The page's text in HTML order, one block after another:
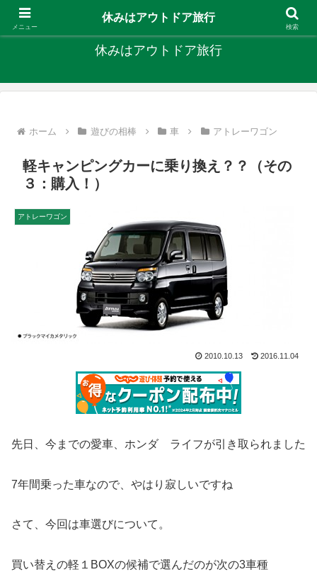
キャンプ、釣り、旅行など外遊びを楽しんでます
休みはアウトドア旅行
ホーム 遊びの相棒 車 アトレーワゴン
軽キャンピングカーに乗り換え？？（その
３：購入！）
アトレーワゴン
2010.10.13 2016.11.04
先日、今までの愛車、ホンダ ライフが引き取られました
7年間乗った車なので、やはり寂しいですね
さて、今回は車選びについて。
買い替えの軽１BOXの候補で選んだのが次の3車種
メニュー
休みはアウトドア旅行
検索